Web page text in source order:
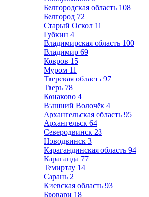
Белгородская область 108
Белгород 72
Старый Оскол 11
Губкин 4
Владимирская область 100
Владимир 69
Ковров 15
Муром 11
Тверская область 97
Тверь 78
Конаково 4
Вышний Волочёк 4
Архангельская область 95
Архангельск 64
Северодвинск 28
Новодвинск 3
Карагандинская область 94
Караганда 77
Темиртау 14
Сарань 2
Киевская область 93
Бровари 18